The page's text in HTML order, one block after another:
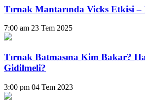
Tırnak Mantarında Vicks Etkisi –
7:00 am 23 Tem 2025
Tırnak Batmasına Kim Bakar?
Gidilmeli?
3:00 pm 04 Tem 2023